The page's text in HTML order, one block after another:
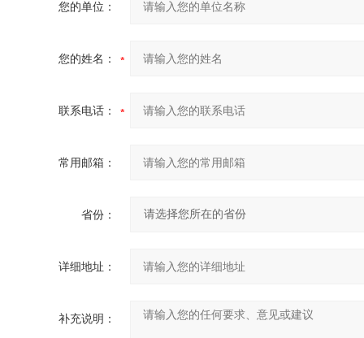
您的单位：
您的姓名：
联系电话：
常用邮箱：
省份：
详细地址：
补充说明：